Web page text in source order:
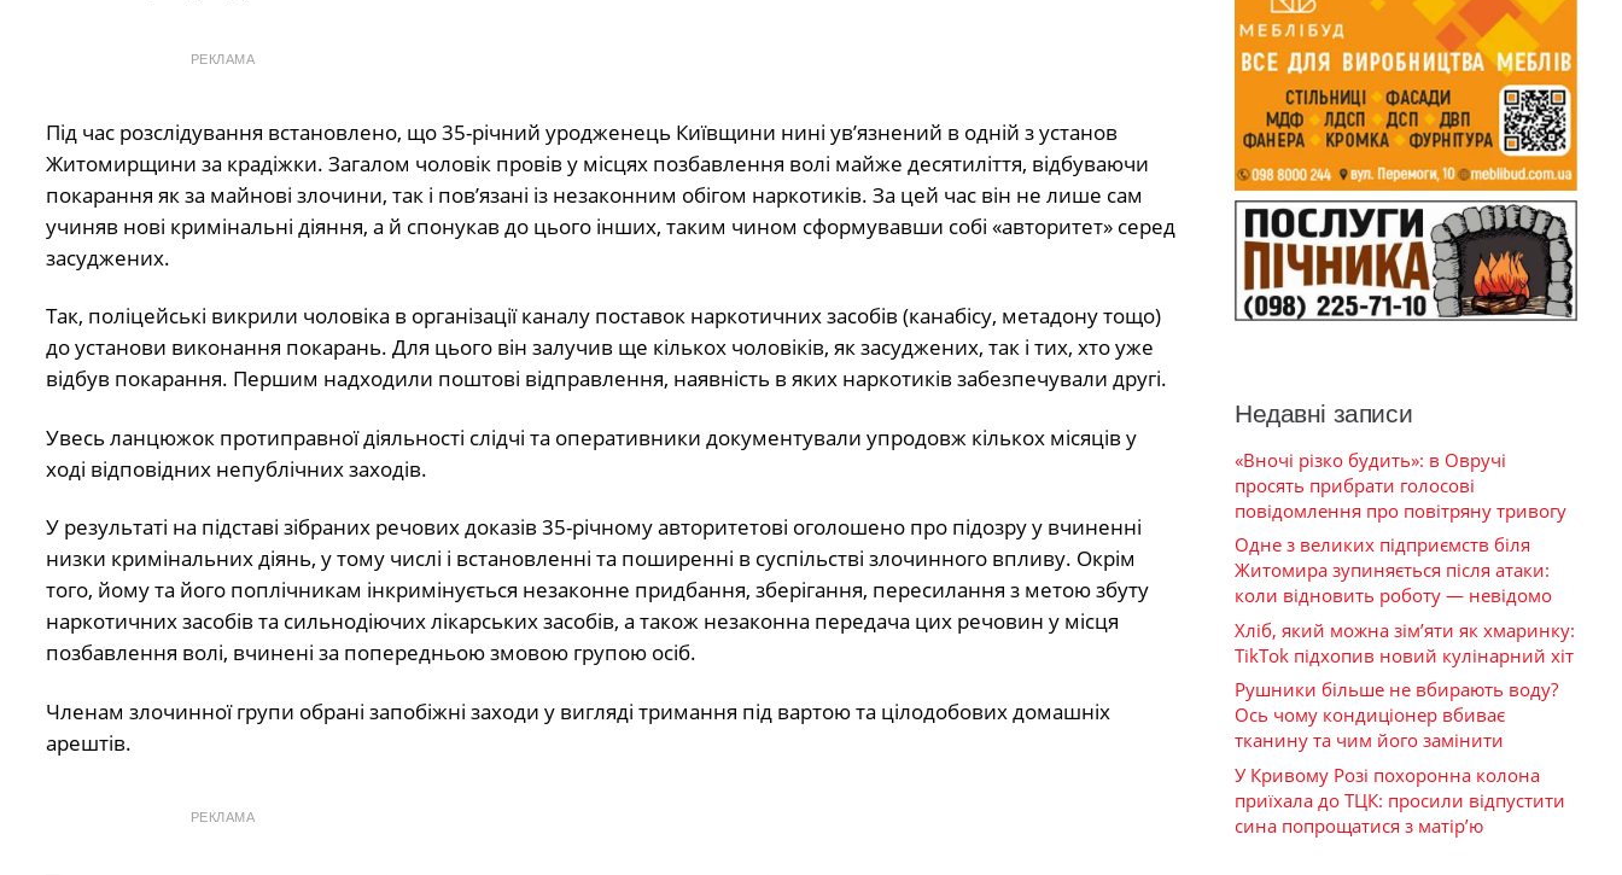
РЕКЛАМА
Під час розслідування встановлено, що 35-річний уродженець Київщини нині ув’язнений в одній з установ
Житомирщини за крадіжки. Загалом чоловік провів у місцях позбавлення волі майже десятиліття, відбуваючи
покарання як за майнові злочини, так і пов’язані із незаконним обігом наркотиків. За цей час він не лише сам
учиняв нові кримінальні діяння, а й спонукав до цього інших, таким чином сформувавши собі «авторитет» серед
засуджених.
Так, поліцейські викрили чоловіка в організації каналу поставок наркотичних засобів (канабісу, метадону тощо)
до установи виконання покарань. Для цього він залучив ще кількох чоловіків, як засуджених, так і тих, хто уже
відбув покарання. Першим надходили поштові відправлення, наявність в яких наркотиків забезпечували другі.
Увесь ланцюжок протиправної діяльності слідчі та оперативники документували упродовж кількох місяців у
ході відповідних непублічних заходів.
У результаті на підставі зібраних речових доказів 35-річному авторитетові оголошено про підозру у вчиненні
низки кримінальних діянь, у тому числі і встановленні та поширенні в суспільстві злочинного впливу. Окрім
того, йому та його поплічникам інкримінується незаконне придбання, зберігання, пересилання з метою збуту
наркотичних засобів та сильнодіючих лікарських засобів, а також незаконна передача цих речовин у місця
позбавлення волі, вчинені за попередньою змовою групою осіб.
Членам злочинної групи обрані запобіжні заходи у вигляді тримання під вартою та цілодобових домашніх
арештів.
РЕКЛАМА
Недавні записи
«Вночі різко будить»: в Овручі
просять прибрати голосові
повідомлення про повітряну тривогу
Одне з великих підприємств біля
Житомира зупиняється після атаки:
коли відновить роботу — невідомо
Хліб, який можна зім’яти як хмаринку:
TikTok підхопив новий кулінарний хіт
Рушники більше не вбирають воду?
Ось чому кондиціонер вбиває
тканину та чим його замінити
У Кривому Розі похоронна колона
приїхала до ТЦК: просили відпустити
сина попрощатися з матір’ю